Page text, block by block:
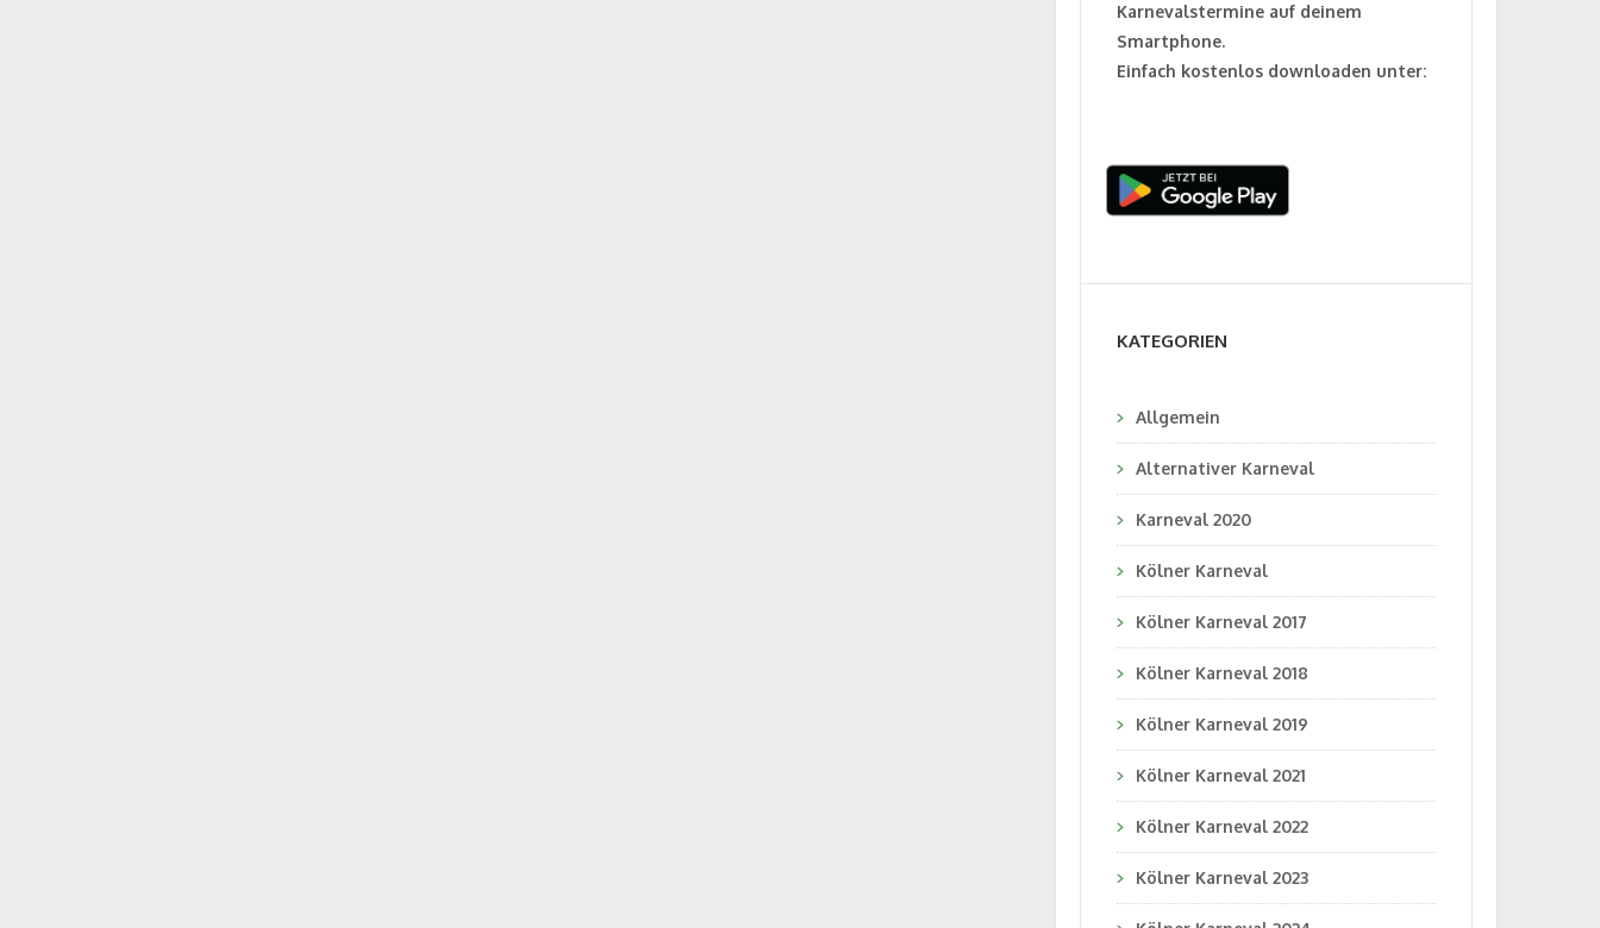
Karnevalstermine auf deinem
Smartphone.
Einfach kostenlos downloaden unter:
KATEGORIEN
Allgemein
Alternativer Karneval
Karneval 2020
Kölner Karneval
Kölner Karneval 2017
Kölner Karneval 2018
Kölner Karneval 2019
Kölner Karneval 2021
Kölner Karneval 2022
Kölner Karneval 2023